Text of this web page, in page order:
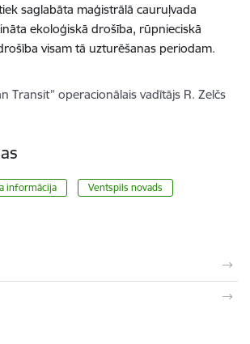
saglabāta maģistrālā cauruļvada
ekoloģiskā drošība, rūpnieciskā
visam tā uzturēšanas periodam.
Transit” operacionālais vadītājs R. Zelčs
informācija Ventspils novads